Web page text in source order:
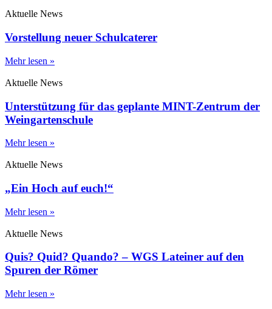
Aktuelle News
Vorstellung neuer Schulcaterer
Mehr lesen »
Aktuelle News
Unterstützung für das geplante MINT-Zentrum der
Weingartenschule
Mehr lesen »
Aktuelle News
„Ein Hoch auf euch!“
Mehr lesen »
Aktuelle News
Quis? Quid? Quando? – WGS Lateiner auf den
Spuren der Römer
Mehr lesen »